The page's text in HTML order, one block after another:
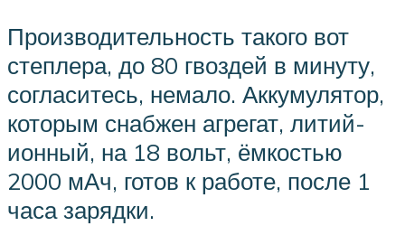
Производительность такого вот
степлера, до 80 гвоздей в минуту,
согласитесь, немало. Аккумулятор,
которым снабжен агрегат, литий-
ионный, на 18 вольт, ёмкостью
2000 мАч, готов к работе, после 1
часа зарядки.